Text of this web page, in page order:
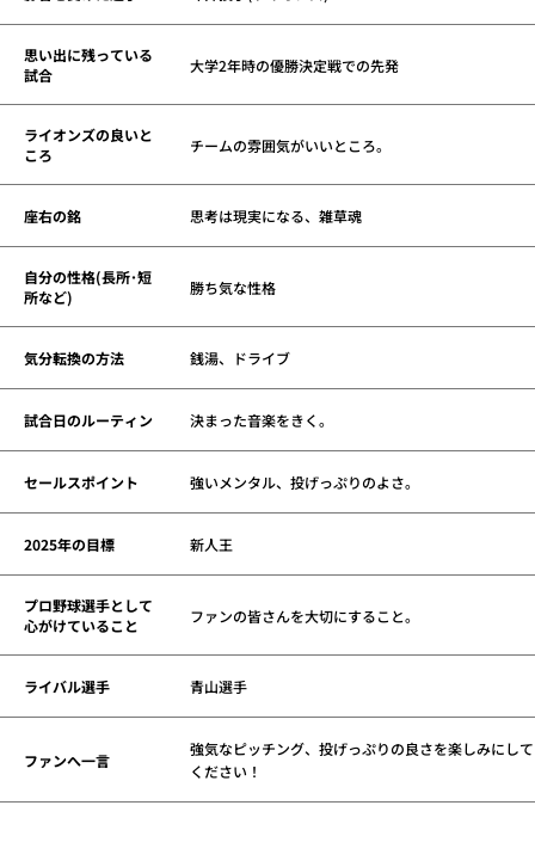
思い出に残っている
試合
大学2年時の優勝決定戦での先発
ライオンズの良いと
ころ
チームの雰囲気がいいところ。
座右の銘 思考は現実になる、雑草魂
自分の性格(長所･短
所など)
勝ち気な性格
気分転換の方法 銭湯、ドライブ
試合日のルーティン 決まった音楽をきく。
セールスポイント 強いメンタル、投げっぷりのよさ。
2025年の目標 新人王
プロ野球選手として
心がけていること
ファンの皆さんを大切にすること。
ライバル選手 青山選手
ファンへ一言
強気なピッチング、投げっぷりの良さを楽しみにして
ください！